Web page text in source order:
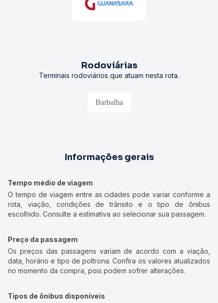
Rodoviárias
Terminais rodoviários que atuam nesta rota.
Barbalha
Informações gerais
Tempo médio de viagem
O tempo de viagem entre as cidades pode variar conforme a
rota, viação, condições de trânsito e o tipo de ônibus
escolhido. Consulte a estimativa ao selecionar sua passagem.
Preço da passagem
Os preços das passagens variam de acordo com a viação,
data, horário e tipo de poltrona. Confira os valores atualizados
no momento da compra, pois podem sofrer alterações.
Tipos de ônibus disponíveis